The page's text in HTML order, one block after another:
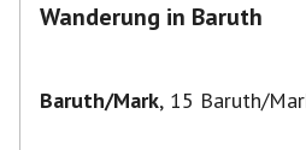
Wanderung in Baruth
Baruth/Mark, 15 Baruth/